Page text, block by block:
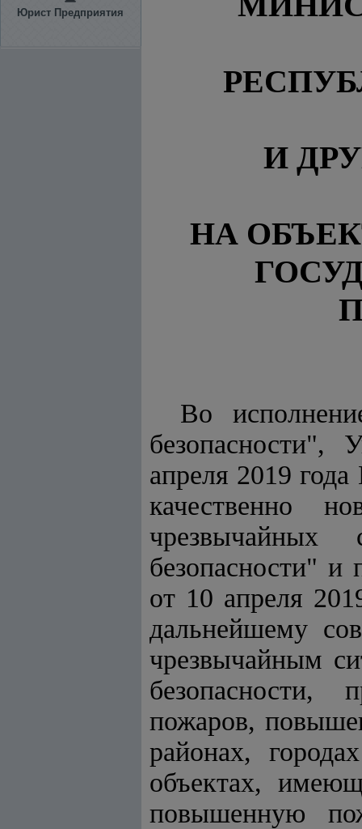
Юрист Предприятия
И
НА
Во
безопасности",
апреля 2019
качественно
безопасности" и
от 10 апреля
дальнейшему
чрезвычайным
безопасности,
пожаров,
районах,
объектах,
повышенную